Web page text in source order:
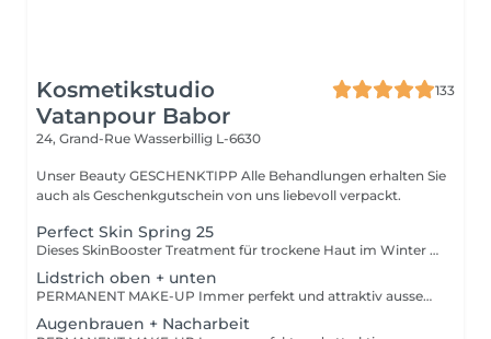
Kosmetikstudio
Vatanpour Babor
133
24, Grand-Rue Wasserbillig L-6630
Unser Beauty GESCHENKTIPP Alle Behandlungen erhalten Sie
auch als Geschenkgutschein von uns liebevoll verpackt.
Perfect Skin Spring 25
Dieses SkinBooster Treatment für trockene Haut im Winter ist Ihr perfekter einstieg in den Sommer. Starten Sie das Jahr mit Ihrem persönlichem Sommerglow und strahlen Sie mit der Sonne um die Wette.
Lidstrich oben + unten
PERMANENT MAKE-UP Immer perfekt und attraktiv aussehen! Von supernatürlich bis ausdrucksstark. Wir pigmentieren mit lichtstabilen, natürlichen, mineralischen Farben one Konservierungsstoffe. Ausführliche und typgerechte Beratung zur optimalen Form und zum passenden Farbton.
Augenbrauen + Nacharbeit